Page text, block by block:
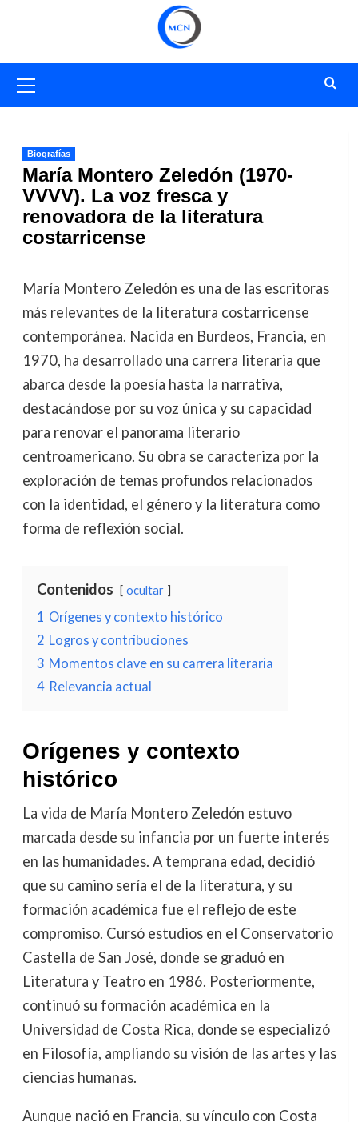
primario
Biografías
María Montero Zeledón (1970-
VVVV). La voz fresca y
renovadora de la literatura
costarricense
María Montero Zeledón es una de las escritoras
más relevantes de la literatura costarricense
contemporánea. Nacida en Burdeos, Francia, en
1970, ha desarrollado una carrera literaria que
abarca desde la poesía hasta la narrativa,
destacándose por su voz única y su capacidad
para renovar el panorama literario
centroamericano. Su obra se caracteriza por la
exploración de temas profundos relacionados
con la identidad, el género y la literatura como
forma de reflexión social.
Contenidos ocultar
1 Orígenes y contexto histórico
2 Logros y contribuciones
3 Momentos clave en su carrera literaria
4 Relevancia actual
Orígenes y contexto
histórico
La vida de María Montero Zeledón estuvo
marcada desde su infancia por un fuerte interés
en las humanidades. A temprana edad, decidió
que su camino sería el de la literatura, y su
formación académica fue el reflejo de este
compromiso. Cursó estudios en el Conservatorio
Castella de San José, donde se graduó en
Literatura y Teatro en 1986. Posteriormente,
continuó su formación académica en la
Universidad de Costa Rica, donde se especializó
en Filosofía, ampliando su visión de las artes y las
ciencias humanas.
Aunque nació en Francia, su vínculo con Costa